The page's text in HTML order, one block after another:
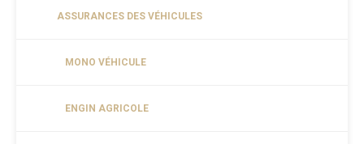
ASSURANCES DES VÉHICULES
MONO VÉHICULE
ENGIN AGRICOLE